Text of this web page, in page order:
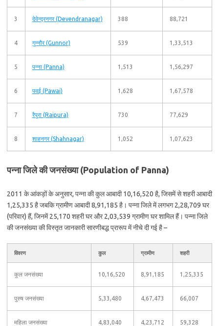
3 देवेन्द्रनगर (Devendranagar) 388 88,721
4 गुन्नौर (Gunnor) 539 1,33,513
5 पन्ना (Panna) 1,513 1,56,297
6 पवई (Pawai) 1,628 1,67,578
7 रैपुरा (Raipura) 730 77,629
8 शाहनगर (Shahnagar) 1,052 1,07,623
पन्ना जिले की जनसंख्या (Population of Panna)
2011 के आंकड़ों के अनुसार, पन्ना की कुल आबादी 10,16,520 है, जिसमें से शहरी आबादी
1,25,335 है जबकि ग्रामीण आबादी 8,91,185 है। पन्ना जिले में लगभग 2,28,709 घर
(परिवार) हैं, जिनमें 25,170 शहरी घर और 2,03,539 ग्रामीण घर शामिल हैं। पन्ना जिले
की जनसंख्या की विस्तृत जानकारी सारणीबद्ध प्रारूप में नीचे दी गई है –
विवरण कुल ग्रामीण शहरी
कुल जनसंख्या 10,16,520 8,91,185 1,25,335
पुरुष जनसंख्या 5,33,480 4,67,473 66,007
महिला जनसंख्या 4,83,040 4,23,712 59,328